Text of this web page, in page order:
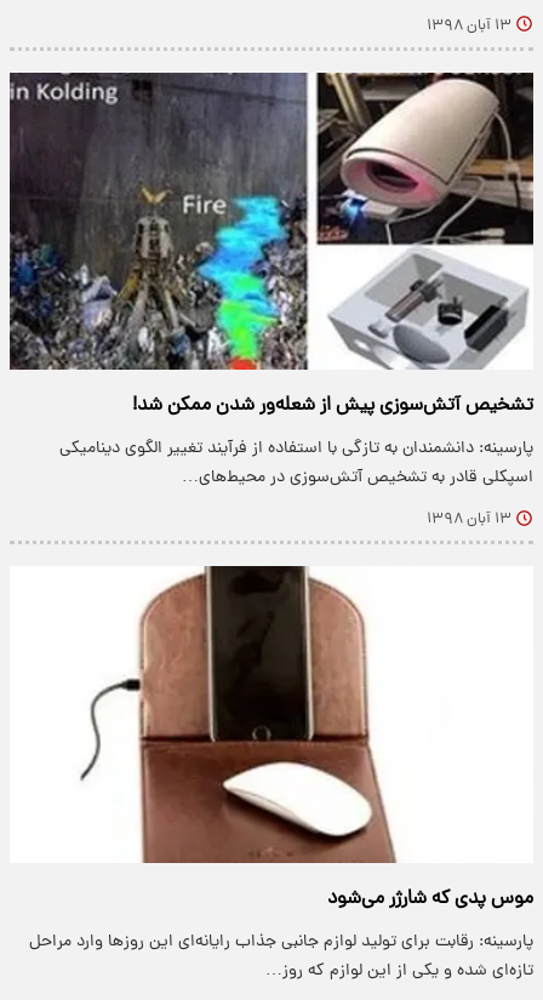
۱۳ آبان ۱۳۹۸
تشخیص آتش‌سوزی پیش از شعله‌ور شدن ممکن شد!
پارسینه: دانشمندان به تازگی با استفاده از فرآیند تغییر الگوی دینامیکی
اسپکلی قادر به تشخیص آتش‌سوزی در محیط‌های…
۱۳ آبان ۱۳۹۸
موس پدی که شارژر می‌شود
پارسینه: رقابت برای تولید لوازم جانبی جذاب رایانه‌ای این روز‌ها وارد مراحل
تازه‌ای شده و یکی از این لوازم که روز…